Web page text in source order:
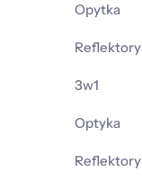
Opytka
Reflektory
3w1
Optyka
Reflektory